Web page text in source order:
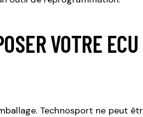
VOTRE ECU
Technosport ne peut